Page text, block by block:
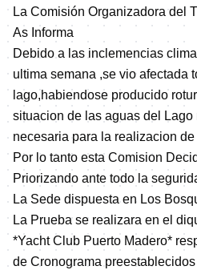
La Comisión Organizadora del
As Informa
Debido a las inclemencias
ultima semana ,se vio afectada
lago,habiendose producido
situacion de las aguas del Lago
necesaria para la realizacion
Por lo tanto esta Comision
Priorizando ante todo la
La Sede dispuesta en Los
La Prueba se realizara en el
*Yacht Club Puerto Madero*
de Cronograma